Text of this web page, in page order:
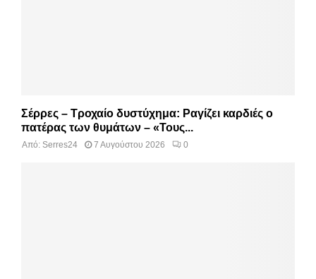
Σέρρες – Τροχαίο δυστύχημα: Ραγίζει καρδιές ο
πατέρας των θυμάτων – «Τους...
Από: Serres24 7 Αυγούστου 2026 0